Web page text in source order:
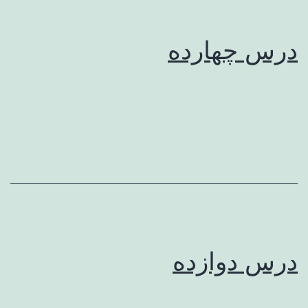
درس چهارده
درس دوازده